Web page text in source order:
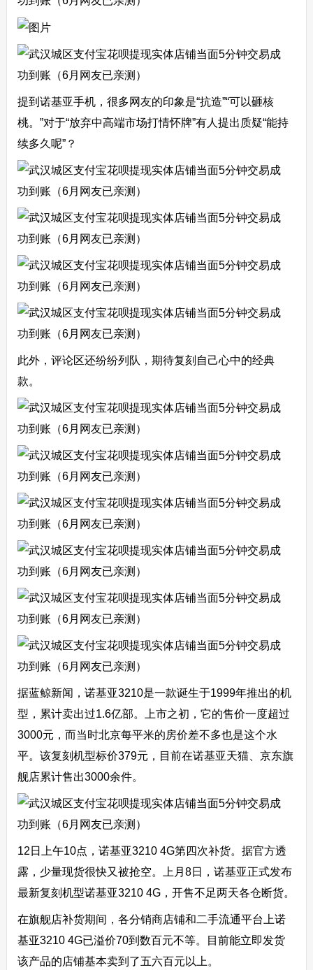
提到诺基亚手机，很多网友的印象是“抗造”“可以砸核
桃。”对于“放弃中高端市场打情怀牌”有人提出质疑“能持
续多久呢”？
此外，评论区还纷纷列队，期待复刻自己心中的经典
款。
据蓝鲸新闻，诺基亚3210是一款诞生于1999年推出的机
型，累计卖出过1.6亿部。上市之初，它的售价一度超过
3000元，而当时北京每平米的房价差不多也是这个水
平。该复刻机型标价379元，目前在诺基亚天猫、京东旗
舰店累计售出3000余件。
12日上午10点，诺基亚3210 4G第四次补货。据官方透
露，少量现货很快又被抢空。上月8日，诺基亚正式发布
最新复刻机型诺基亚3210 4G，开售不足两天各仓断货。
在旗舰店补货期间，各分销商店铺和二手流通平台上诺
基亚3210 4G已溢价70到数百元不等。目前能立即发货
该产品的店铺基本卖到了五六百元以上。